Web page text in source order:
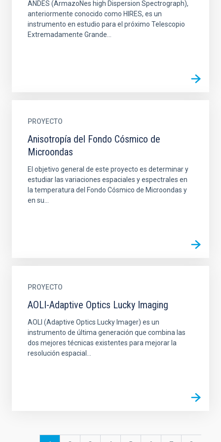
ANDES (ArmazoNes high Dispersion Spectrograph),
anteriormente conocido como HIRES, es un
instrumento en estudio para el próximo Telescopio
Extremadamente Grande...
PROYECTO
Anisotropía del Fondo Cósmico de
Microondas
El objetivo general de este proyecto es determinar y
estudiar las variaciones espaciales y espectrales en
la temperatura del Fondo Cósmico de Microondas y
en su...
PROYECTO
AOLI-Adaptive Optics Lucky Imaging
AOLI (Adaptive Optics Lucky Imager) es un
instrumento de última generación que combina las
dos mejores técnicas existentes para mejorar la
resolución espacial...
Paginación